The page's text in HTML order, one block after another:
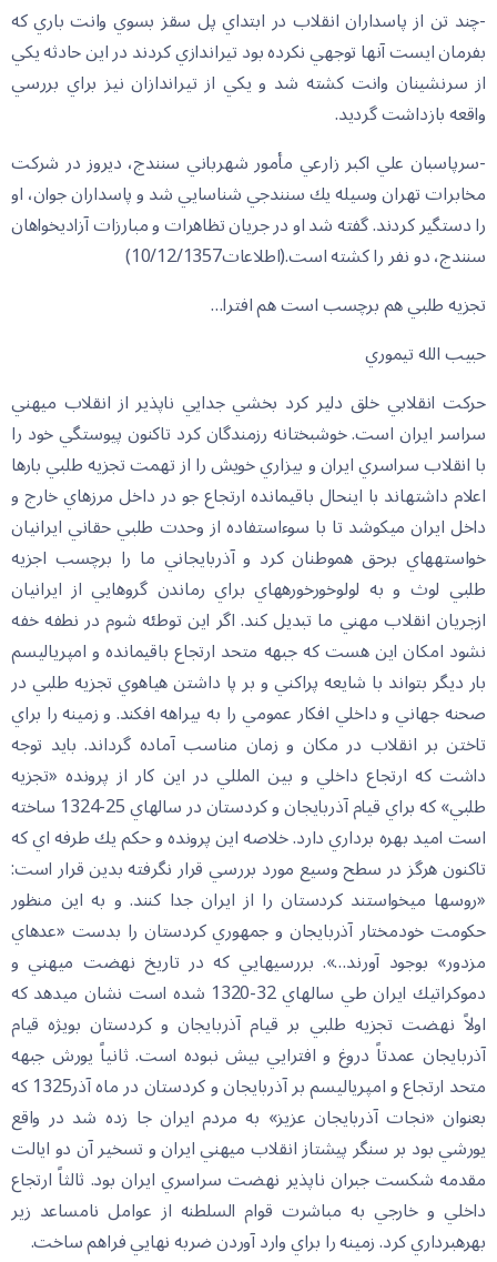
-چند تن از پاسداران انقلاب در ابتداي پل سقز بسوي وانت باري كه
بفرمان ايست آنها توجهي نكرده بود تيراندازي كردند در اين حادثه يكي
از سرنشينان وانت كشته شد و يكي از تيراندازان نيز براي بررسي
واقعه بازداشت گرديد.
-سرپاسبان علي اكبر زارعي مأمور شهرباني سنندج، ديروز در شركت
مخابرات تهران وسيله يك سنندجي شناسايي شد و پاسداران جوان، او
را دستگير كردند. گفته شد او در جريان تظاهرات و مبارزات آزاديخواهان
سنندج، دو نفر را كشته است.(اطلاعات10/12/1357)
تجزيه طلبي هم برچسب است هم افترا…
حبيب الله تيموري
حركت انقلابي خلق دلير كرد بخشي جدايي ناپذير از انقلاب ميهني
سراسر ايران است. خوشبختانه رزمندگان كرد تاكنون پيوستگي خود را
با انقلاب سراسري ايران و بيزاري خويش را از تهمت تجزيه طلبي بارها
اعلام داشته‏اند با اينحال باقيمانده ارتجاع جو در داخل مرزهاي خارج و
داخل ايران مي‏كوشد تا با سوءاستفاده از وحدت طلبي حقاني ايرانيان
خواسته‏هاي برحق هموطنان كرد و آذربايجاني ما را برچسب اجزيه
طلبي لوث و به لولوخورخوره‏هاي براي رماندن گروهايي از ايرانيان
ازجريان انقلاب مهني ما تبديل كند. اگر اين توطئه شوم در نطفه خفه
نشود امكان اين هست كه جبهه متحد ارتجاع باقيمانده و امپرياليسم
بار ديگر بتواند با شايعه پراكني و بر پا داشتن هياهوي تجزيه طلبي در
صحنه جهاني و داخلي افكار عمومي را به بيراهه افكند. و زمينه را براي
تاختن بر انقلاب در مكان و زمان مناسب آماده گرداند. بايد توجه
داشت كه ارتجاع داخلي و بين المللي در اين كار از پرونده «تجزيه
طلبي» كه براي قيام آذربايجان و كردستان در سالهاي 25-1324 ساخته
است اميد بهره برداري دارد. خلاصه اين پرونده و حكم يك طرفه اي كه
تاكنون هرگز در سطح وسيع مورد بررسي قرار نگرفته بدين قرار است:
«روسها مي‏خواستند كردستان را از ايران جدا كنند. و به اين منظور
حكومت خودمختار آذربايجان و جمهوري كردستان را بدست «عده‏اي
مزدور» بوجود آورند…». بررسي‏هايي كه در تاريخ نهضت ميهني و
دموكراتيك ايران طي سالهاي 32-1320 شده است نشان مي‏دهد كه
اولاً نهضت تجزيه طلبي بر قيام آذربايجان و كردستان بويژه قيام
آذربايجان عمدتاً دروغ و افترايي بيش نبوده است. ثانياً يورش جبهه
متحد ارتجاع و امپرياليسم بر آذربايجان و كردستان در ماه آذر1325 كه
بعنوان «نجات آذربايجان عزيز» به مردم ايران جا زده شد در واقع
يورشي بود بر سنگر پيشتاز انقلاب ميهني ايران و تسخير آن دو ايالت
مقدمه شكست جبران ناپذير نهضت سراسري ايران بود. ثالثاً ارتجاع
داخلي و خارجي به مباشرت قوام السلطنه از عوامل نامساعد زير
بهرهبرداري كرد. زمينه را براي وارد آوردن ضربه نهايي فراهم ساخت.